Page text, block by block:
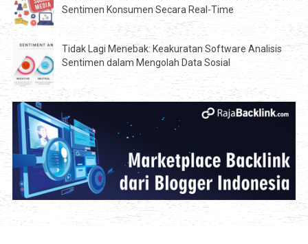
Sentimen Konsumen Secara Real-Time
Tidak Lagi Menebak: Keakuratan Software Analisis
Sentimen dalam Mengolah Data Sosial